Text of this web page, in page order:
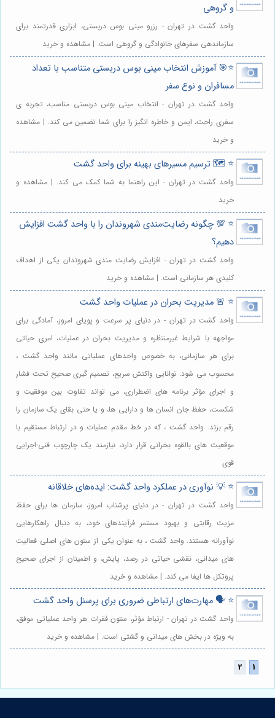
و گروهی
واحد گشت در تهران - رزرو مینی بوس دربستی، ابزاری قدرتمند برای
سازماندهی سفرهای خانوادگی و گروهی است. | مشاهده و خرید
⭐️🎯 آموزش انتخاب مینی بوس دربستی متناسب با تعداد
مسافران و نوع سفر
واحد گشت در تهران - انتخاب مینی بوس دربستی مناسب، تجربه ی
سفری راحت، ایمن و خاطره انگیز را برای شما تضمین می کند. | مشاهده
و خرید
⭐️ 🗺️ ترسیم مسیرهای بهینه برای واحد گشت
واحد گشت در تهران - این راهنما به شما کمک می کند. | مشاهده و
خرید
⭐️ 💯 چگونه رضایت‌مندی شهروندان را با واحد گشت افزایش
دهیم؟
واحد گشت در تهران - افزایش رضایت مندی شهروندان یکی از اهداف
کلیدی هر سازمانی است. | مشاهده و خرید
⭐️ 🚨 مدیریت بحران در عملیات واحد گشت
واحد گشت در تهران - در دنیای پر سرعت و پویای امروز، آمادگی برای
مواجهه با شرایط غیرمنتظره و مدیریت بحران در عملیات، امری حیاتی
برای هر سازمانی، به خصوص واحدهای عملیاتی مانند واحد گشت ،
محسوب می شود. توانایی واکنش سریع، تصمیم گیری صحیح تحت فشار
و اجرای مؤثر برنامه های اضطراری، می تواند تفاوت بین موفقیت و
شکست، حفظ جان انسان ها و دارایی ها، و یا حتی بقای یک سازمان را
رقم بزند. واحد گشت ، که در خط مقدم عملیات و در ارتباط مستقیم با
موقعیت های بالقوه بحرانی قرار دارد، نیازمند یک چارچوب فنی-اجرایی
قوی
⭐️ 💡 نوآوری در عملکرد واحد گشت: ایده‌های خلاقانه
واحد گشت در تهران - در دنیای پرشتاب امروز، سازمان ها برای حفظ
مزیت رقابتی و بهبود مستمر فرآیندهای خود، به دنبال راهکارهایی
نوآورانه هستند. واحد گشت ، به عنوان یکی از ستون های اصلی فعالیت
های میدانی، نقشی حیاتی در رصد، پایش، و اطمینان از اجرای صحیح
پروتکل ها ایفا می کند. | مشاهده و خرید
⭐️ 🗣️ مهارت‌های ارتباطی ضروری برای پرسنل واحد گشت
واحد گشت در تهران - ارتباط مؤثر، ستون فقرات هر واحد عملیاتی موفق،
به ویژه در بخش های میدانی و گشتی است. | مشاهده و خرید